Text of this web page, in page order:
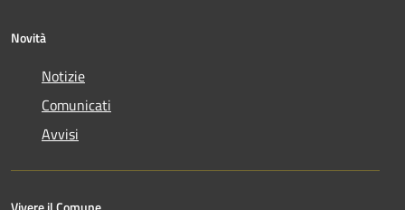
Novità
Notizie
Comunicati
Avvisi